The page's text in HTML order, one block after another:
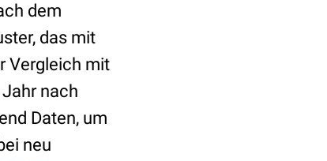
dem
das mit
Vergleich mit
nach
Daten, um
neu